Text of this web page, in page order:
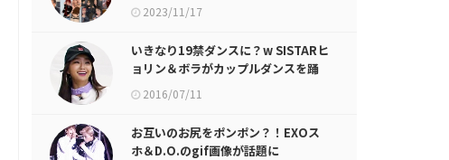
2023/11/17
いきなり19禁ダンスに？w SISTARヒ
ョリン＆ボラがカップルダンスを踊
った結果w
2016/07/11
お互いのお尻をポンポン？！EXOス
ホ＆D.O.のgif画像が話題に